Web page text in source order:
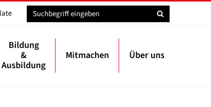
Bildung
&
Ausbildung
Mitmachen Über uns